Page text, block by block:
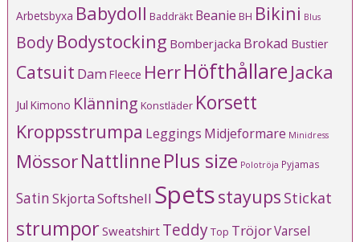
Arbetsbyxa Babydoll Baddräkt Beanie BH Bikini Blus
BodyBodystocking Bomberjacka Brokad Bustier
Catsuit Dam Fleece HerrHöfthållare Jacka
Jul Kimono Klänning Konstläder Korsett
Kroppsstrumpa Leggings Midjeformare Minidress
MössorNattlinnePlus size Polotröja Pyjamas
SatinSkjortaSoftshell Spetsstayups Stickat
strumporSweatshirt TeddyTop TröjorVarsel